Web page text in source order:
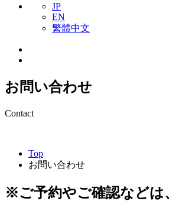
JP
EN
繁體中文
お問い合わせ
Contact
Top
お問い合わせ
※ご予約やご確認などは、